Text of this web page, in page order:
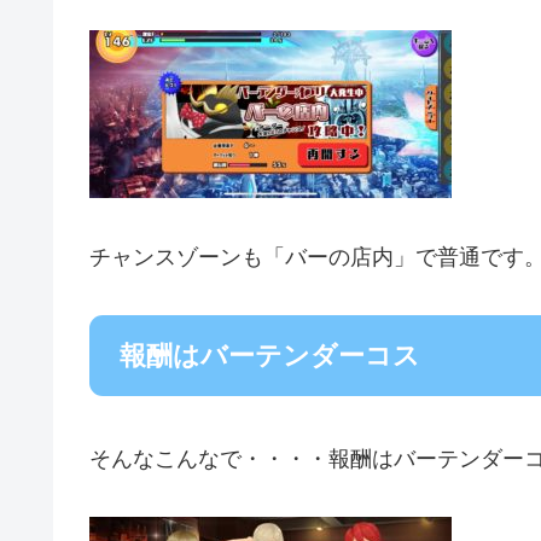
チャンスゾーンも「バーの店内」で普通です。
報酬はバーテンダーコス
そんなこんなで・・・・報酬はバーテンダー